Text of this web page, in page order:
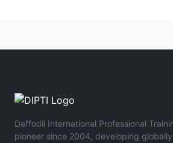
Daffodil International Professional
pioneer since 2004, developing